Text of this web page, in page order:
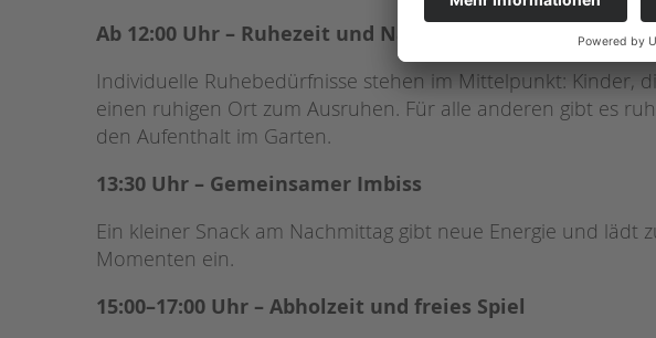
Ab 12:00 Uhr – Ruhezeit und Nachmittagsangebote
Individuelle Ruhebedürfnisse stehen im Mittelpunkt: Kinder,
einen ruhigen Ort zum Ausruhen. Für alle anderen gibt es
den Aufenthalt im Garten.
13:30 Uhr – Gemeinsamer Imbiss
Ein kleiner Snack am Nachmittag gibt neue Energie und lädt
Momenten ein.
15:00–17:00 Uhr – Abholzeit und freies Spiel